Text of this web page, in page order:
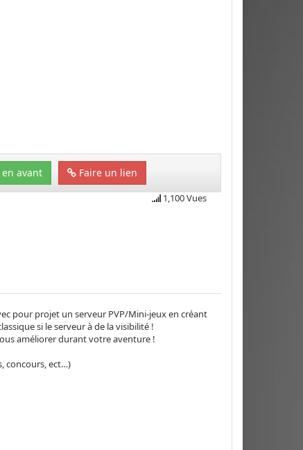
avant Faire un lien
1,100 Vues
pour projet un serveur PVP/Mini-jeux en créant
si le serveur à de la visibilité !
améliorer durant votre aventure !
concours, ect…)